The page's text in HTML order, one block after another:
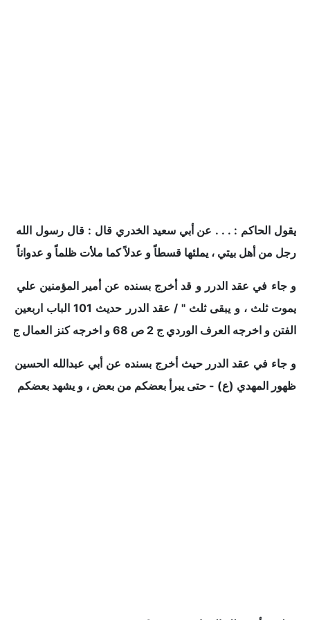
يقول الحاكم : . . . عن أبي سعيد الخدري قال : قال رسول الله
رجل من أهل بيتي ، يملئها قسطاً و عدلاً كما ملأت ظلماً و عدواناً " .
و جاء في عقد الدرر و قد أخرج بسنده عن أمير المؤمنين علي
يموت ثلث ، و يبقى ثلث "
الفتن و اخرجه العرف الوردي ج 2 ص 68 و اخرجه كنز العمال ج 7 ص 268 مع اخلاف يسير في اللفظ .
و جاء في عقد الدرر حيث أخرج بسنده عن أبي عبدالله الحسين
ظهور المهدي (ع) - حتى يبرأ بعضكم من بعض ، و يشهد بعضكم